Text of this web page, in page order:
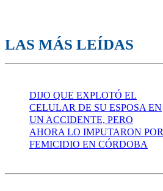
LAS MÁS LEÍDAS
DIJO QUE EXPLOTÓ EL
CELULAR DE SU ESPOSA EN
UN ACCIDENTE, PERO
AHORA LO IMPUTARON POR
FEMICIDIO EN CÓRDOBA